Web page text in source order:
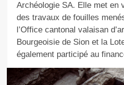
Archéologie SA. Elle met en
des travaux de fouilles
l’Office cantonal valaisan
Bourgeoisie de Sion et la
également participé au